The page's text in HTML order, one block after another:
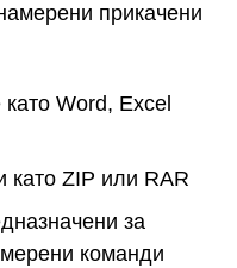
прикачени
Word, Excel
като ZIP или RAR
за
команди